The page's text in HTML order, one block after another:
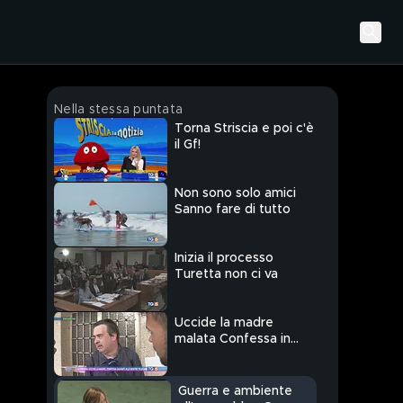
Nella stessa puntata
Torna Striscia e poi c'è
il Gf!
Non sono solo amici
Sanno fare di tutto
Inizia il processo
Turetta non ci va
Uccide la madre
malata Confessa in
Guerra e ambiente